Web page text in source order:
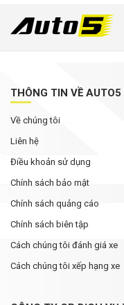
THÔNG TIN VỀ AUTO5
Về chúng tôi
Liên hệ
Điều khoản sử dụng
Chính sách bảo mật
Chính sách quảng cáo
Chính sách biên tập
Cách chúng tôi đánh giá xe
Cách chúng tôi xếp hạng xe